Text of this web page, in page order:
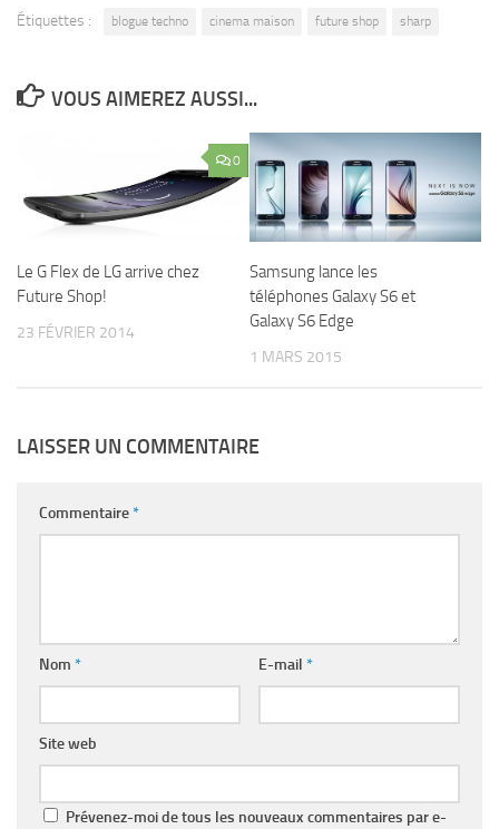
Étiquettes : blogue techno cinema maison future shop sharp
VOUS AIMEREZ AUSSI...
0
Le G Flex de LG arrive chez
Future Shop!
23 FÉVRIER 2014
Samsung lance les
téléphones Galaxy S6 et
Galaxy S6 Edge
1 MARS 2015
LAISSER UN COMMENTAIRE
Commentaire*
Nom * E-mail *
Site web
Prévenez-moi de tous les nouveaux commentaires par e-